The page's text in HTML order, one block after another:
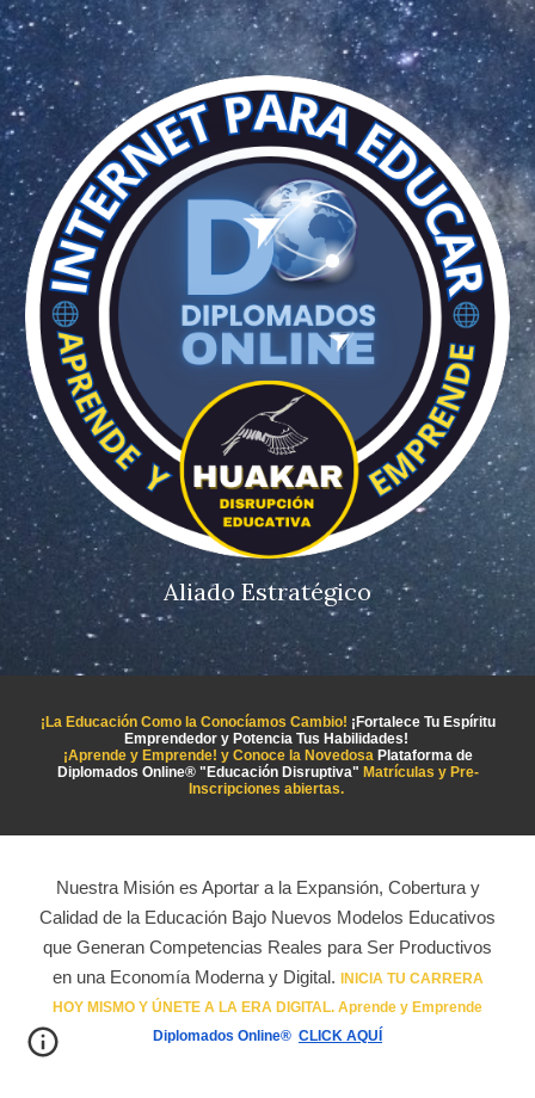
Aliado Estratégico
¡La Educación Como la Conocíamos Cambio! ¡Fortalece Tu Espíritu
Emprendedor y Potencia Tus Habilidades!
¡Aprende y Emprende! y Conoce la Novedosa Plataforma de
Diplomados Online®️ "Educación Disruptiva" Matrículas y Pre-
Inscripciones abiertas.
Nuestra Misión es Aportar a la Expansión, Cobertura y
Calidad de la Educación Bajo Nuevos Modelos Educativos
que Generan Competencias Reales para Ser Productivos
en una Economía Moderna y Digital.
INICIA TU CARRERA
HOY MISMO Y ÚNETE A LA ERA DIGITAL. Aprende y Emprende
Diplomados Online®️ CLICK AQUÍ